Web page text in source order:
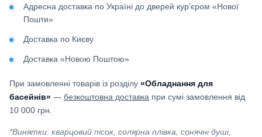
Адресна доставка по Україні до дверей кур’єром «Нової
Пошти»
Доставка по Києву
Доставка «Новою Поштою»
При замовленні товарів із розділу «Обладнання для
басейнів» — безкоштовна доставка при сумі замовлення від
10 000 грн.
*Винятки: кварцовий пісок, солярна плівка, сонячні душі,